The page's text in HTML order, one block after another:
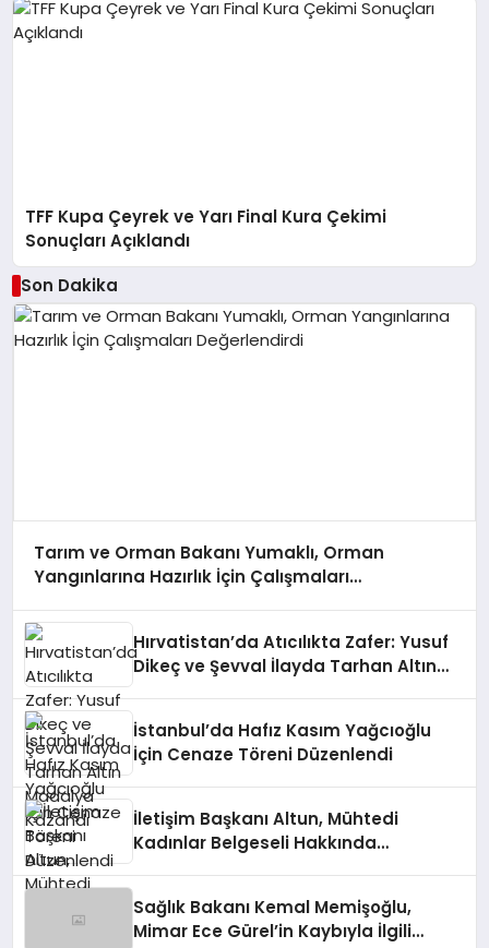
TFF Kupa Çeyrek ve Yarı Final Kura Çekimi
Sonuçları Açıklandı
Son Dakika
Tarım ve Orman Bakanı Yumaklı, Orman
Yangınlarına Hazırlık İçin Çalışmaları
Hırvatistan’da Atıcılıkta Zafer: Yusuf
Dikeç ve Şevval İlayda Tarhan Altın
İstanbul’da Hafız Kasım Yağcıoğlu
İçin Cenaze Töreni Düzenlendi
İletişim Başkanı Altun, Mühtedi
Kadınlar Belgeseli Hakkında
Sağlık Bakanı Kemal Memişoğlu,
Mimar Ece Gürel’in Kaybıyla İlgili